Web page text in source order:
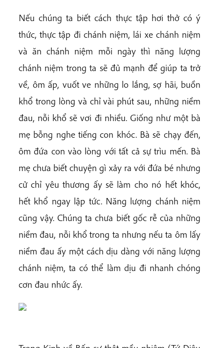
Nếu chúng ta biết cách thực tập hơi thở có ý
thức, thực tập đi chánh niệm, lái xe chánh niệm
và ăn chánh niệm mỗi ngày thì năng lượng
chánh niệm trong ta sẽ đủ mạnh để giúp ta trở
về, ôm ấp, vuốt ve những lo lắng, sợ hãi, buồn
khổ trong lòng và chỉ vài phút sau, những niềm
đau, nỗi khổ sẽ vơi đi nhiều. Giống như một bà
mẹ bỗng nghe tiếng con khóc. Bà sẽ chạy đến,
ôm đứa con vào lòng với tất cả sự trìu mến. Bà
mẹ chưa biết chuyện gì xảy ra với đứa bé nhưng
cử chỉ yêu thương ấy sẽ làm cho nó hết khóc,
hết khổ ngay lập tức. Năng lượng chánh niệm
cũng vậy. Chúng ta chưa biết gốc rễ của những
niềm đau, nỗi khổ trong ta nhưng nếu ta ôm lấy
niềm đau ấy một cách dịu dàng với năng lượng
chánh niệm, ta có thể làm dịu đi nhanh chóng
cơn đau nhức ấy.